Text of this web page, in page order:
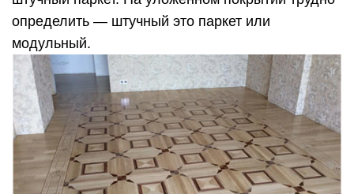
определить — штучный это паркет или
модульный.